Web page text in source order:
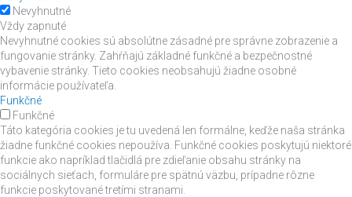
Nevyhnutné
Vždy zapnuté
Nevyhnutné cookies sú absolútne zásadné pre správne zobrazenie a
fungovanie stránky. Zahŕňajú základné funkčné a bezpečnostné
vybavenie stránky. Tieto cookies neobsahujú žiadne osobné
informácie používateľa.
Funkčné
Funkčné
Táto kategória cookies je tu uvedená len formálne, keďže naša stránka
žiadne funkčné cookies nepoužíva. Funkčné cookies poskytujú niektoré
funkcie ako napríklad tlačidlá pre zdieľanie obsahu stránky na
sociálnych sieťach, formuláre pre spätnú väzbu, prípadne rôzne
funkcie poskytované tretími stranami.